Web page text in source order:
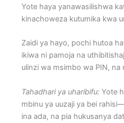
Yote haya yanawasilishwa
kinachoweza kutumika kwa
Zaidi ya hayo, pochi hutoa
ikiwa ni pamoja na
ulinzi wa msimbo wa PIN,
Tahadhari ya uharibifu:Yote
mbinu ya uuzaji ya bei
ina ada, na pia hukusanya